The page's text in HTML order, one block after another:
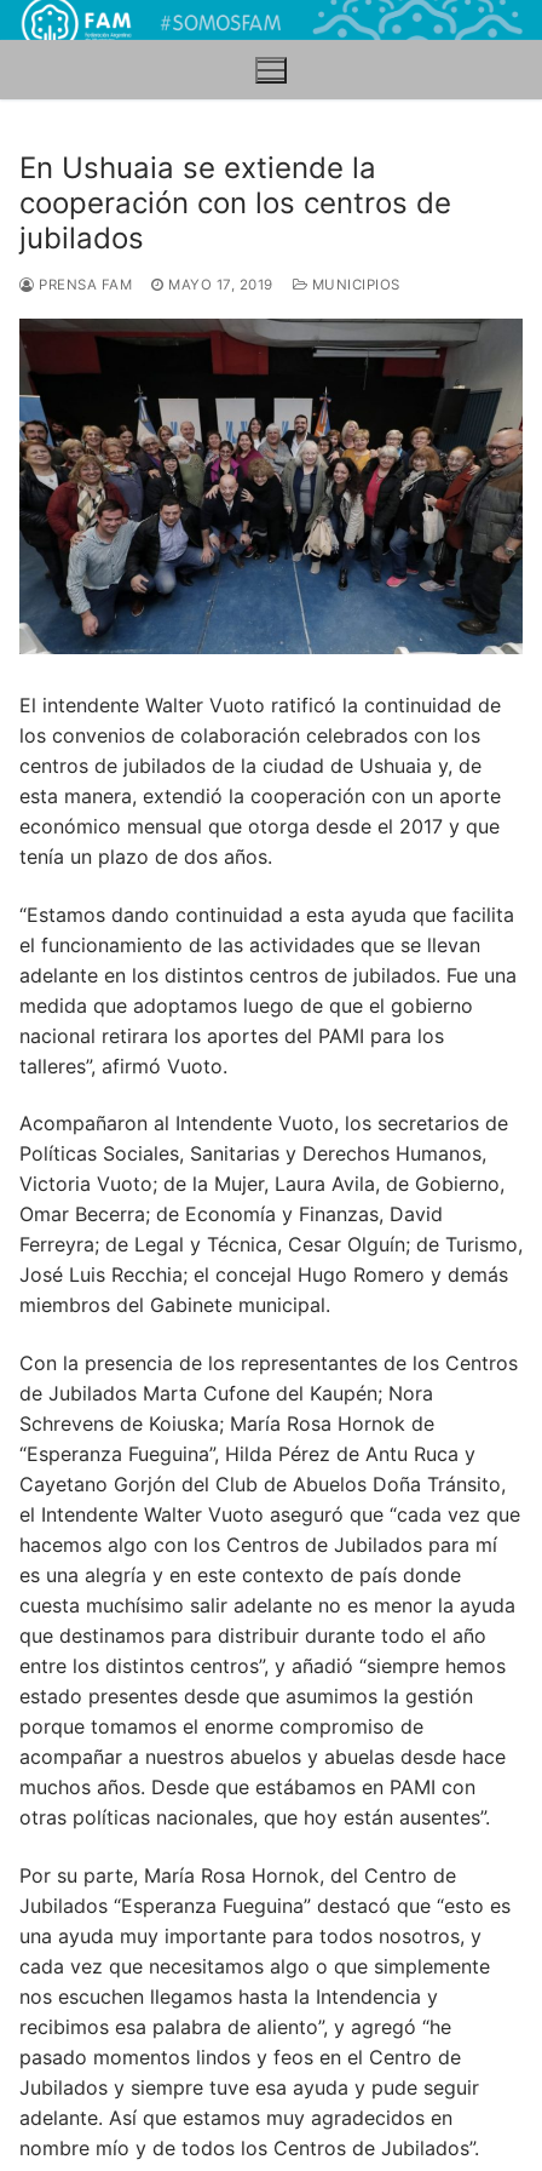
al
En Ushuaia se extiende la
cooperación con los centros de
jubilados
PRENSA FAM MAYO 17, 2019 MUNICIPIOS
El intendente Walter Vuoto ratificó la continuidad de
los convenios de colaboración celebrados con los
centros de jubilados de la ciudad de Ushuaia y, de
esta manera, extendió la cooperación con un aporte
económico mensual que otorga desde el 2017 y que
tenía un plazo de dos años.
“Estamos dando continuidad a esta ayuda que facilita
el funcionamiento de las actividades que se llevan
adelante en los distintos centros de jubilados. Fue una
medida que adoptamos luego de que el gobierno
nacional retirara los aportes del PAMI para los
talleres”, afirmó Vuoto.
Acompañaron al Intendente Vuoto, los secretarios de
Políticas Sociales, Sanitarias y Derechos Humanos,
Victoria Vuoto; de la Mujer, Laura Avila, de Gobierno,
Omar Becerra; de Economía y Finanzas, David
Ferreyra; de Legal y Técnica, Cesar Olguín; de Turismo,
José Luis Recchia; el concejal Hugo Romero y demás
miembros del Gabinete municipal.
Con la presencia de los representantes de los Centros
de Jubilados Marta Cufone del Kaupén; Nora
Schrevens de Koiuska; María Rosa Hornok de
“Esperanza Fueguina”, Hilda Pérez de Antu Ruca y
Cayetano Gorjón del Club de Abuelos Doña Tránsito,
el Intendente Walter Vuoto aseguró que “cada vez que
hacemos algo con los Centros de Jubilados para mí
es una alegría y en este contexto de país donde
cuesta muchísimo salir adelante no es menor la ayuda
que destinamos para distribuir durante todo el año
entre los distintos centros”, y añadió “siempre hemos
estado presentes desde que asumimos la gestión
porque tomamos el enorme compromiso de
acompañar a nuestros abuelos y abuelas desde hace
muchos años. Desde que estábamos en PAMI con
otras políticas nacionales, que hoy están ausentes”.
Por su parte, María Rosa Hornok, del Centro de
Jubilados “Esperanza Fueguina” destacó que “esto es
una ayuda muy importante para todos nosotros, y
cada vez que necesitamos algo o que simplemente
nos escuchen llegamos hasta la Intendencia y
recibimos esa palabra de aliento”, y agregó “he
pasado momentos lindos y feos en el Centro de
Jubilados y siempre tuve esa ayuda y pude seguir
adelante. Así que estamos muy agradecidos en
nombre mío y de todos los Centros de Jubilados”.